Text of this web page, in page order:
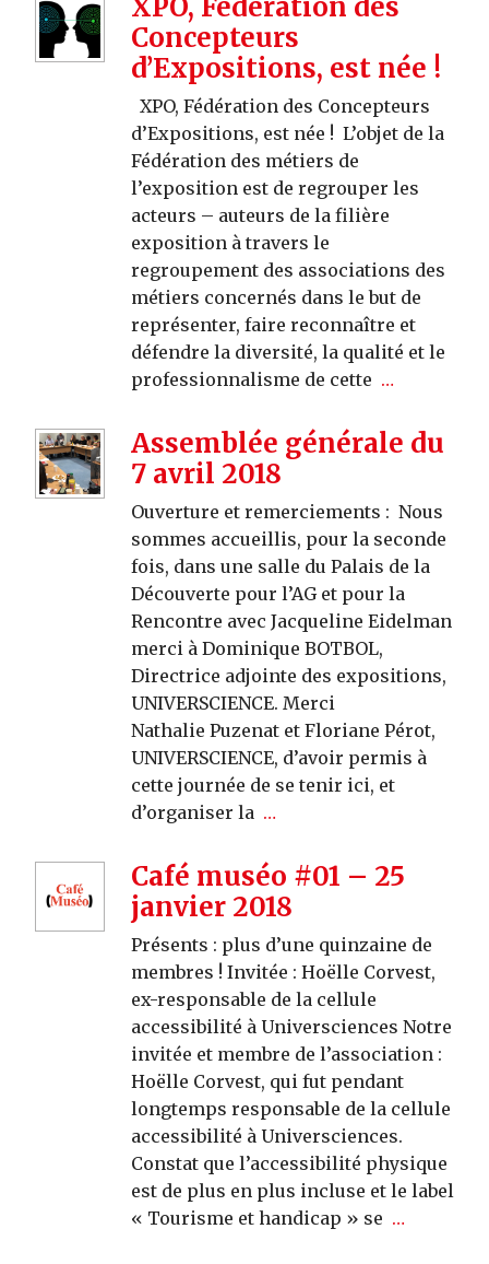
XPO, Fédération des
Concepteurs
d’Expositions, est née !
XPO, Fédération des Concepteurs
d’Expositions, est née ! L’objet de la
Fédération des métiers de
l’exposition est de regrouper les
acteurs – auteurs de la filière
exposition à travers le
regroupement des associations des
métiers concernés dans le but de
représenter, faire reconnaître et
défendre la diversité, la qualité et le
professionnalisme de cette …
Assemblée générale du
7 avril 2018
Ouverture et remerciements : Nous
sommes accueillis, pour la seconde
fois, dans une salle du Palais de la
Découverte pour l’AG et pour la
Rencontre avec Jacqueline Eidelman
merci à Dominique BOTBOL,
Directrice adjointe des expositions,
UNIVERSCIENCE. Merci
Nathalie Puzenat et Floriane Pérot,
UNIVERSCIENCE, d’avoir permis à
cette journée de se tenir ici, et
d’organiser la …
Café muséo #01 – 25
janvier 2018
Présents : plus d’une quinzaine de
membres ! Invitée : Hoëlle Corvest,
ex-responsable de la cellule
accessibilité à Universciences Notre
invitée et membre de l’association :
Hoëlle Corvest, qui fut pendant
longtemps responsable de la cellule
accessibilité à Universciences.
Constat que l’accessibilité physique
est de plus en plus incluse et le label
« Tourisme et handicap » se …